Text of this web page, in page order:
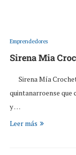
Emprendedores
Sirena Mia
Sirena Mía
quintanarroense que
y …
Leer más